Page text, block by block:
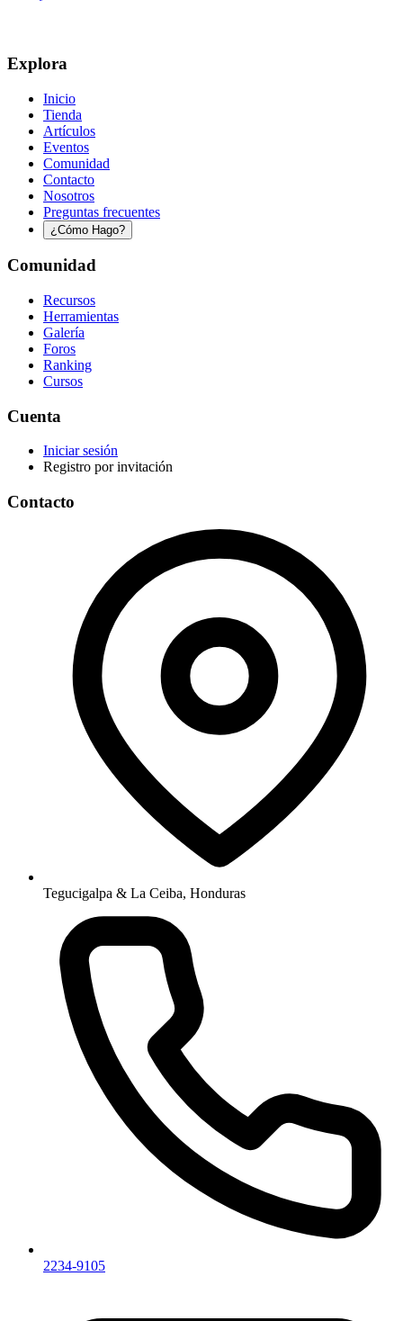
Explora
Inicio
Tienda
Artículos
Eventos
Comunidad
Contacto
Nosotros
Preguntas frecuentes
¿Cómo Hago?
Comunidad
Recursos
Herramientas
Galería
Foros
Ranking
Cursos
Cuenta
Iniciar sesión
Registro por invitación
Contacto
Tegucigalpa & La Ceiba, Honduras
2234-9105